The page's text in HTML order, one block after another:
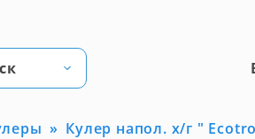
Кулер напол. х/г "